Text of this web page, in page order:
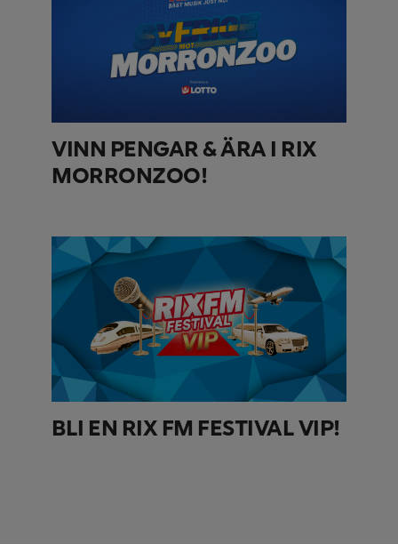
VINN PENGAR & ÄRA I RIX
MORRONZOO!
BLI EN RIX FM FESTIVAL VIP!